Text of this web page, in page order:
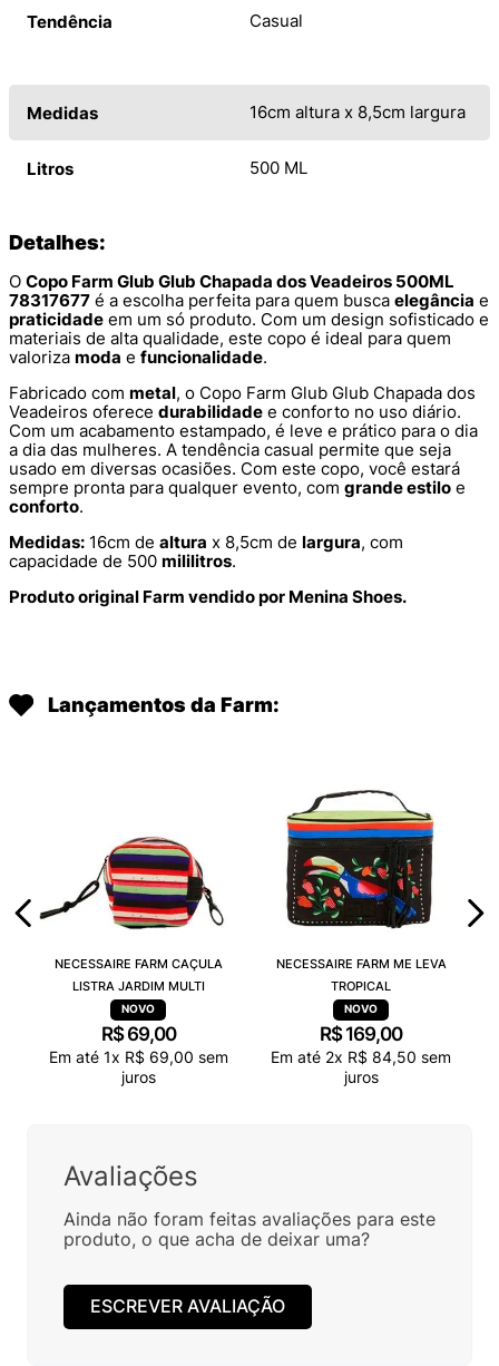
Tendência Casual
Medidas 16cm altura x 8,5cm largura
Litros 500 ML
Detalhes:
O Copo Farm Glub Glub Chapada dos Veadeiros 500ML
78317677 é a escolha perfeita para quem busca elegância e
praticidade em um só produto. Com um design sofisticado e
materiais de alta qualidade, este copo é ideal para quem
valoriza moda e funcionalidade.
Fabricado com metal, o Copo Farm Glub Glub Chapada dos
Veadeiros oferece durabilidade e conforto no uso diário.
Com um acabamento estampado, é leve e prático para o dia
a dia das mulheres. A tendência casual permite que seja
usado em diversas ocasiões. Com este copo, você estará
sempre pronta para qualquer evento, com grande estilo e
conforto.
Medidas: 16cm de altura x 8,5cm de largura, com
capacidade de 500 mililitros.
Produto original Farm vendido por Menina Shoes.
Lançamentos da Farm:
NECESSAIRE FARM CAÇULA
LISTRA JARDIM MULTI
R$ 69,00
Em até 1x R$ 69,00 sem
juros
NECESSAIRE FARM ME LEVA
TROPICAL
R$ 169,00
Em até 2x R$ 84,50 sem
juros
Avaliações
Ainda não foram feitas avaliações para este
produto, o que acha de deixar uma?
ESCREVER AVALIAÇÃO